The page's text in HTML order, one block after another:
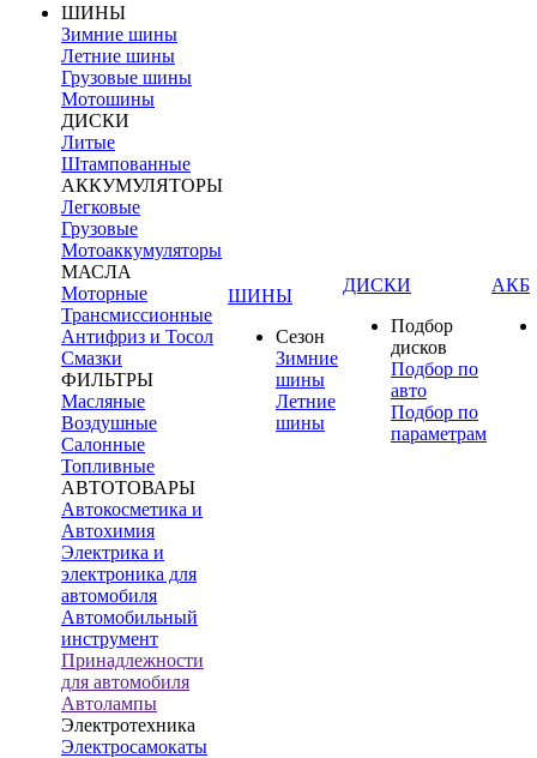
ШИНЫ
Зимние шины
Летние шины
Грузовые шины
Мотошины
ДИСКИ
Литые
Штампованные
АККУМУЛЯТОРЫ
Легковые
Грузовые
Мотоаккумуляторы
МАСЛА
Моторные
Трансмиссионные
Антифриз и Тосол
Смазки
ФИЛЬТРЫ
Масляные
Воздушные
Салонные
Топливные
АВТОТОВАРЫ
Автокосметика и
Автохимия
Электрика и
электроника для
автомобиля
Автомобильный
инструмент
Принадлежности
для автомобиля
Автолампы
Электротехника
Электросамокаты
ШИНЫ
Сезон
Зимние
шины
Летние
шины
ДИСКИ
Подбор
дисков
Подбор по
авто
Подбор по
параметрам
АКБ